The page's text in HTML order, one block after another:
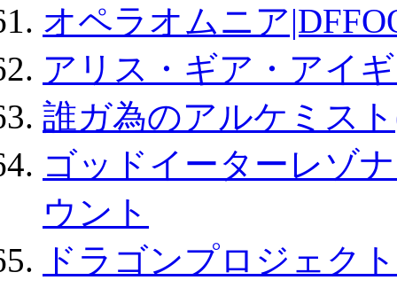
オペラオムニア
アリス・ギア・アイ
誰ガ為のアルケミス
ゴッドイーターレゾ
ウント
ドラゴンプロジェク